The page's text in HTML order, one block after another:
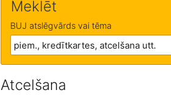
Meklēt
BUJ atslēgvārds vai tēma
Atcelšana